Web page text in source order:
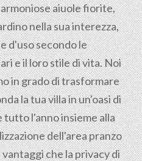
aiuole fiorite,
nella sua interezza,
d'uso secondo le
e il loro stile di vita. Noi
in grado di trasformare
la tua villa in un'oasi di
tutto l'anno insieme alla
dell'area pranzo
che la privacy di